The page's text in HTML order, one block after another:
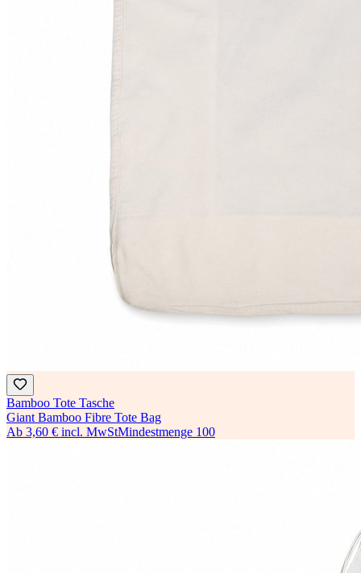
Bamboo Tote Tasche
Giant Bamboo Fibre Tote Bag
Ab 3,60 € incl. MwStMindestmenge 100